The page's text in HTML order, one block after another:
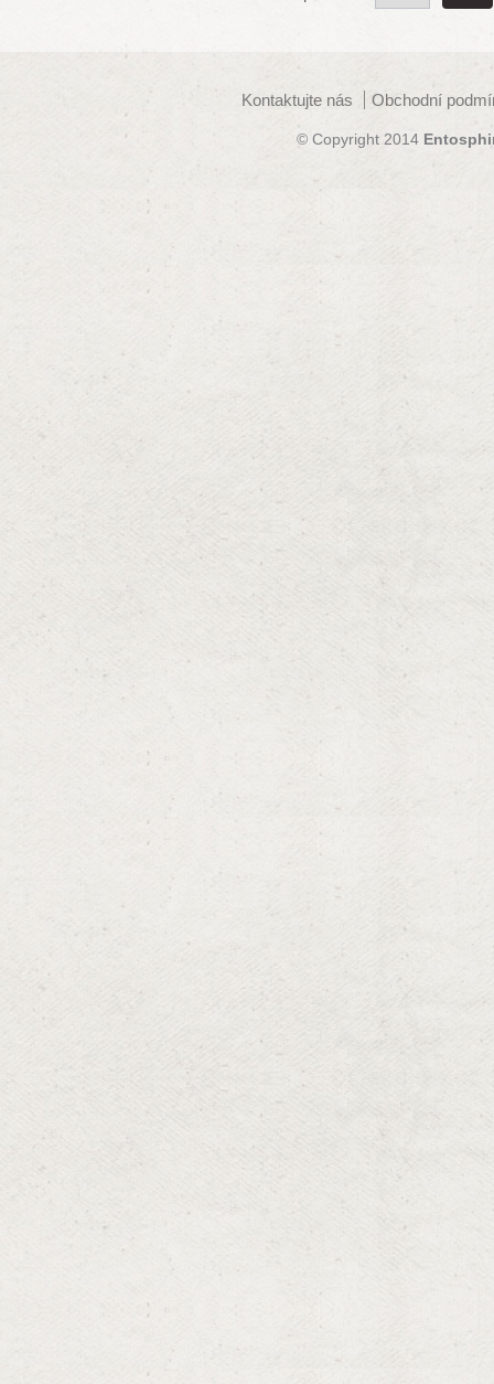
Kontaktujte nás Obchodní
© Copyright 2014